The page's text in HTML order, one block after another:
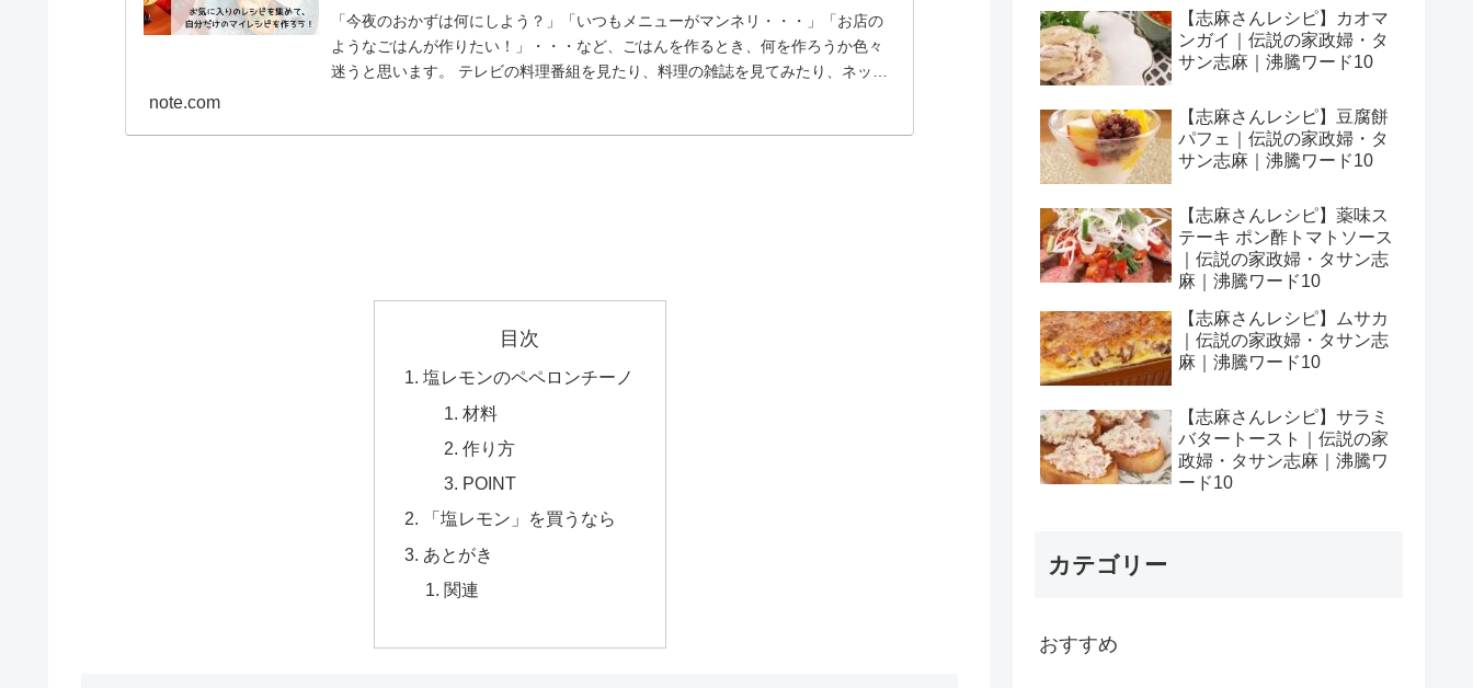
「今夜のおかずは何にしよう？」「いつもメニューがマンネリ・・・」「お店の
ようなごはんが作りたい！」・・・など、ごはんを作るとき、何を作ろうか色々
迷うと思います。 テレビの料理番組を見たり、料理の雑誌を見てみたり、ネット
note.com
目次
塩レモンのペペロンチーノ
材料
作り方
POINT
「塩レモン」を買うなら
あとがき
関連
【志麻さんレシピ】カオマ
ンガイ｜伝説の家政婦・タ
サン志麻｜沸騰ワード10
【志麻さんレシピ】豆腐餅
パフェ｜伝説の家政婦・タ
サン志麻｜沸騰ワード10
【志麻さんレシピ】薬味ス
テーキ ポン酢トマトソース
｜伝説の家政婦・タサン志
麻｜沸騰ワード10
【志麻さんレシピ】ムサカ
｜伝説の家政婦・タサン志
麻｜沸騰ワード10
【志麻さんレシピ】サラミ
バタートースト｜伝説の家
政婦・タサン志麻｜沸騰ワ
ード10
カテゴリー
おすすめ